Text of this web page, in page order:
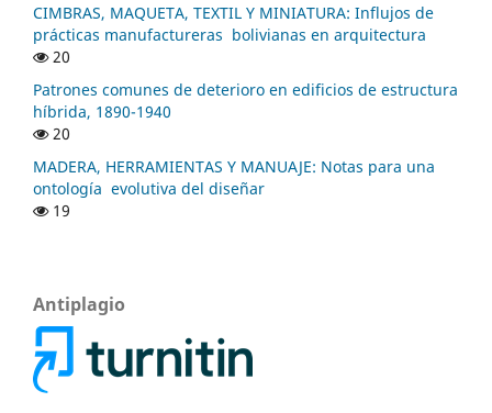
CIMBRAS, MAQUETA, TEXTIL Y MINIATURA: Influjos de
prácticas manufactureras bolivianas en arquitectura
20
Patrones comunes de deterioro en edificios de estructura
híbrida, 1890-1940
20
MADERA, HERRAMIENTAS Y MANUAJE: Notas para una
ontología evolutiva del diseñar
19
Antiplagio